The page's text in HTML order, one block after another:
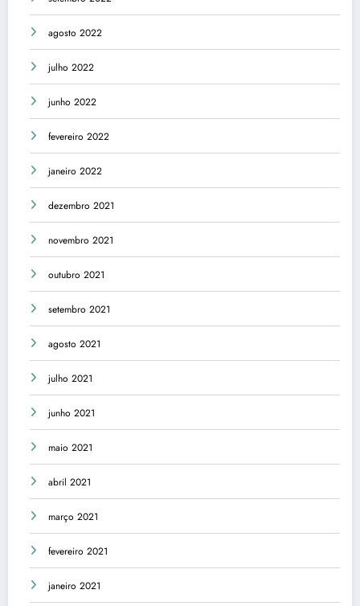
agosto 2022
julho 2022
junho 2022
fevereiro 2022
janeiro 2022
dezembro 2021
novembro 2021
outubro 2021
setembro 2021
agosto 2021
julho 2021
junho 2021
maio 2021
abril 2021
março 2021
fevereiro 2021
janeiro 2021